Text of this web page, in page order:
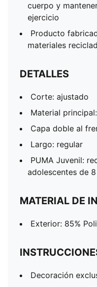
cuerpo y
ejercicio
Producto
materiales
DETALLES
Corte: ajustado
Material
Capa doble al
Largo: regular
PUMA Juvenil:
adolescentes de
MATERIAL DE
Exterior: 85%
Decoración